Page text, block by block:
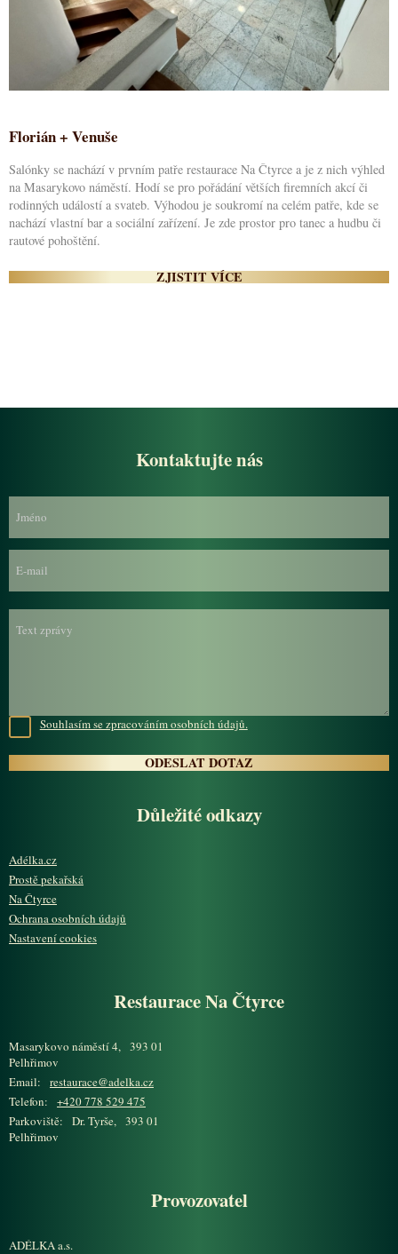
Florián + Venuše
Salónky se nachází v prvním patře restaurace Na Čtyrce a je z nich výhled
na Masarykovo náměstí. Hodí se pro pořádání větších firemních akcí či
rodinných událostí a svateb. Výhodou je soukromí na celém patře, kde se
nachází vlastní bar a sociální zařízení. Je zde prostor pro tanec a hudbu či
rautové pohoštění.
ZJISTIT VÍCE
Kontaktujte nás
Souhlasím se zpracováním osobních údajů.
Důležité odkazy
Adélka.cz
Prostě pekařská
Na Čtyrce
Ochrana osobních údajů
Nastavení cookies
Restaurace Na Čtyrce
Masarykovo náměstí 4, 393 01
Pelhřimov
Email: restaurace@adelka.cz
Telefon: +420 778 529 475
Parkoviště: Dr. Tyrše, 393 01
Pelhřimov
Provozovatel
ADÉLKA a.s.